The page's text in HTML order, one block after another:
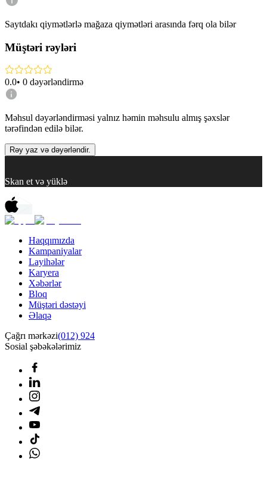
Saytdakı qiymətlərlə mağaza qiymətləri arasında fərq ola bilər
Müştəri rəyləri
0.0• 0 dəyərləndirmə
Məhsul dəyərləndirməsi yalnız həmin məhsulu almış şəxslər
tərəfindən edilə bilər.
Rəy yaz və dəyərləndir.
Skan et və yüklə
Haqqımızda
Kampaniyalar
Layihələr
Karyera
Xəbərlər
Bloq
Müştəri dəstəyi
Əlaqə
Çağrı mərkəzi(012) 924
Sosial şəbəkələrimiz